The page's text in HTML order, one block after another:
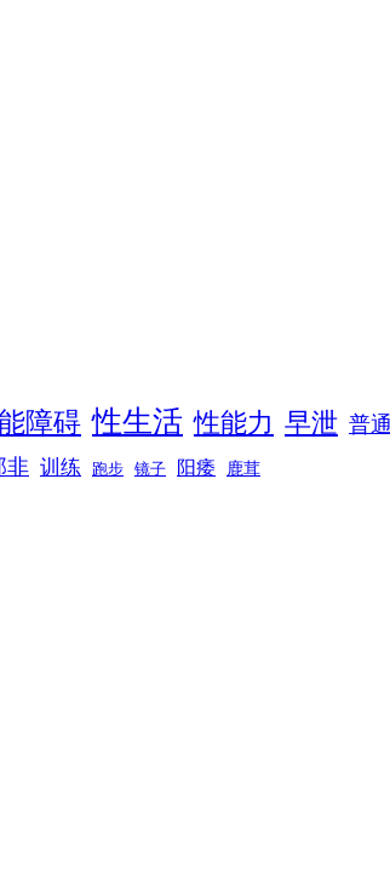
障碍 性生活 性能力 早泄 普通
非 训练 跑步 镜子 阳痿 鹿茸